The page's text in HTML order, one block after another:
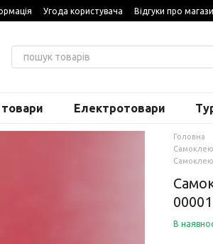
Угода користувача Відгуки про
Електротовари
Головна
В